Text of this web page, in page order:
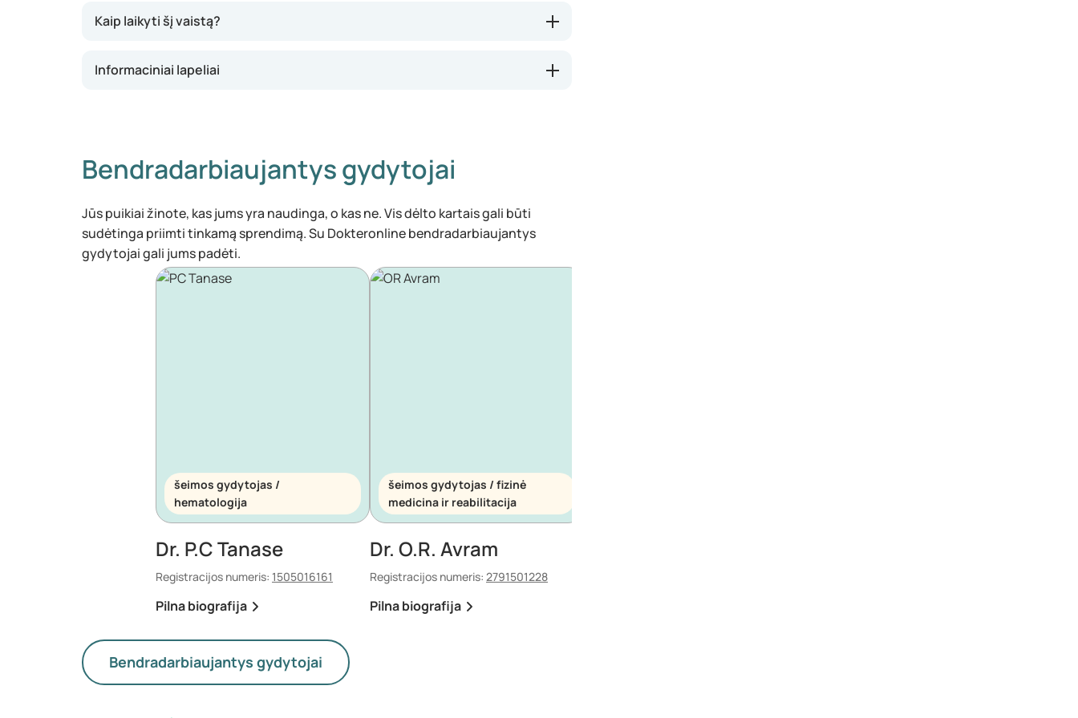
Kaip laikyti šį vaistą?
Informaciniai lapeliai
Bendradarbiaujantys gydytojai
Jūs puikiai žinote, kas jums yra naudinga, o kas ne. Vis dėlto kartais gali būti
sudėtinga priimti tinkamą sprendimą. Su Dokteronline bendradarbiaujantys
gydytojai gali jums padėti.
šeimos gydytojas /
hematologija
Dr. P.C Tanase
Registracijos numeris: 1505016161
Pilna biografija
šeimos gydytojas / fizinė
medicina ir reabilitacija
Dr. O.R. Avram
Registracijos numeris: 2791501228
Pilna biografija
Bendradarbiaujantys gydytojai